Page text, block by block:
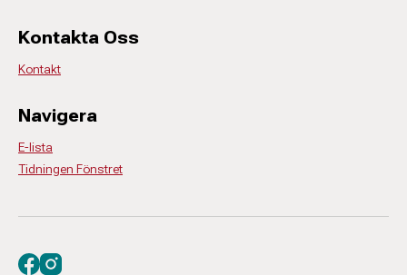
Kontakta Oss
Kontakt
Navigera
E-lista
Tidningen Fönstret
Besök oss på facebook
Besök oss på instagram